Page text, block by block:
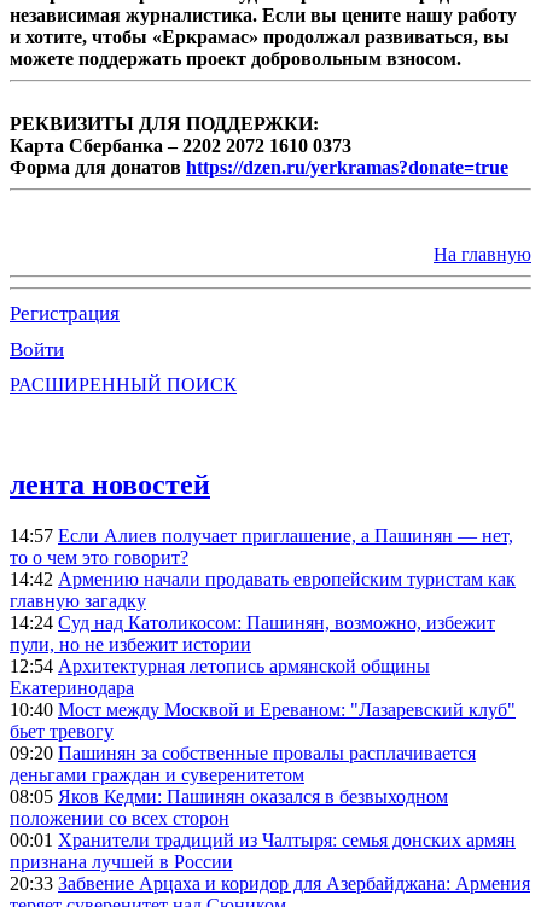
независимая журналистика. Если вы цените нашу работу
и хотите, чтобы «Еркрамас» продолжал развиваться, вы
можете поддержать проект добровольным взносом.
РЕКВИЗИТЫ ДЛЯ ПОДДЕРЖКИ:
Карта Сбербанка – 2202 2072 1610 0373
Форма для донатов https://dzen.ru/yerkramas?donate=true
На главную
Регистрация
Войти
РАСШИРЕННЫЙ ПОИСК
лента новостей
14:57 Если Алиев получает приглашение, а Пашинян — нет,
то о чем это говорит?
14:42 Армению начали продавать европейским туристам как
главную загадку
14:24 Суд над Католикосом: Пашинян, возможно, избежит
пули, но не избежит истории
12:54 Архитектурная летопись армянской общины
Екатеринодара
10:40 Мост между Москвой и Ереваном: "Лазаревский клуб"
бьет тревогу
09:20 Пашинян за собственные провалы расплачивается
деньгами граждан и суверенитетом
08:05 Яков Кедми: Пашинян оказался в безвыходном
положении со всех сторон
00:01 Хранители традиций из Чалтыря: семья донских армян
признана лучшей в России
20:33 Забвение Арцаха и коридор для Азербайджана: Армения